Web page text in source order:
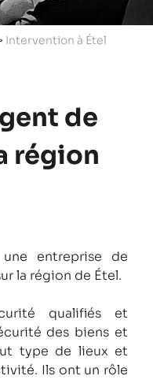
Intervention à Étel
de
région
entreprise de
la région de Étel.
qualifiés et
des biens et
type de lieux et
Ils ont un rôle